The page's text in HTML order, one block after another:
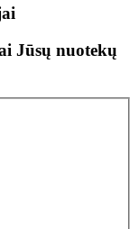
Jūsų nuotekų